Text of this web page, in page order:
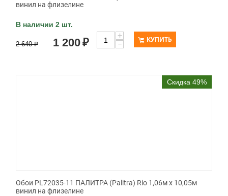
винил на флизелине
В наличии 2 шт.
2 640 ₽ 1 200₽
+
−
КУПИТЬ
Скидка 49%
Обои PL72035-11 ПАЛИТРА (Palitra) Rio 1,06м х 10,05м
винил на флизелине